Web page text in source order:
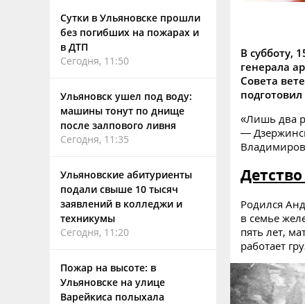
Сутки в Ульяновске прошли
без погибших на пожарах и
в ДТП
Сегодня, 11:50
Ульяновск ушел под воду:
машины тонут по днище
после залпового ливня
Сегодня, 11:35
Ульяновские абитуриенты
подали свыше 10 тысяч
заявлений в колледжи и
техникумы
Сегодня, 11:20
Пожар на высоте: в
Ульяновске на улице
Варейкиса полыхала
В субботу,
генерала
Совета
«Лишь два
—
Родился
в семье
пять лет,
работает